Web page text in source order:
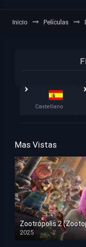
Inicio Películas
Castellano
Mas Vistas
Zootrópolis 2
2025
HD 1080p